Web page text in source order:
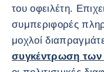
του οφειλέτη.
συμπεριφορές
μοχλοί
συγκέντρωση των